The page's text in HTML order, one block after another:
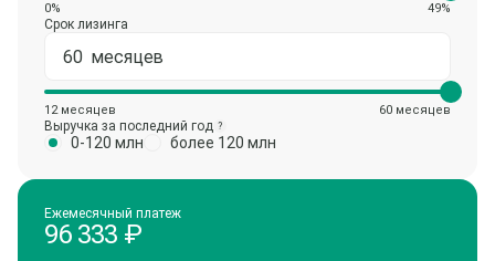
0% 49%
Срок лизинга
12 месяцев 60 месяцев
Выручка за последний год ?
0-120 млн более 120 млн
Ежемесячный платеж
96 333 ₽